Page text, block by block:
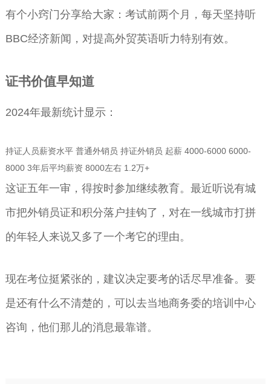
有个小窍门分享给大家：考试前两个月，每天坚持听
BBC经济新闻，对提高外贸英语听力特别有效。
证书价值早知道
2024年最新统计显示：
持证人员薪资水平 普通外销员 持证外销员 起薪 4000-6000 6000-
8000 3年后平均薪资 8000左右 1.2万+
这证五年一审，得按时参加继续教育。最近听说有城
市把外销员证和积分落户挂钩了，对在一线城市打拼
的年轻人来说又多了一个考它的理由。
现在考位挺紧张的，建议决定要考的话尽早准备。要
是还有什么不清楚的，可以去当地商务委的培训中心
咨询，他们那儿的消息最靠谱。